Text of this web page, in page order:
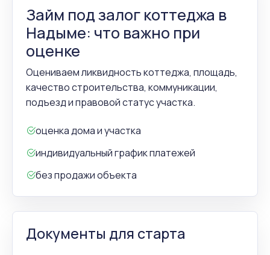
Займ под залог коттеджа в
Надыме: что важно при
оценке
Оцениваем ликвидность коттеджа, площадь,
качество строительства, коммуникации,
подъезд и правовой статус участка.
оценка дома и участка
индивидуальный график платежей
без продажи объекта
Документы для старта